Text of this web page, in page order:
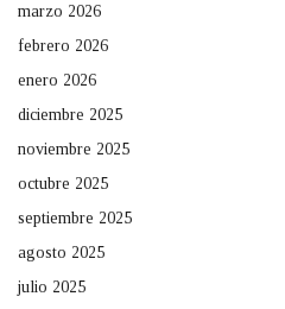
marzo 2026
febrero 2026
enero 2026
diciembre 2025
noviembre 2025
octubre 2025
septiembre 2025
agosto 2025
julio 2025